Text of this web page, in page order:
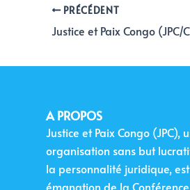
PRÉCÉDENT
A PROPOS
Justice et Paix Congo (JPC),
organisation sans but
la personnalité juridique,
émanation de la Conférence